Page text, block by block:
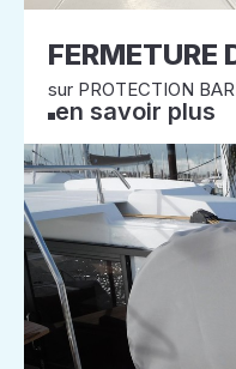
FERMETURE
sur PROTECTION
en savoir plus